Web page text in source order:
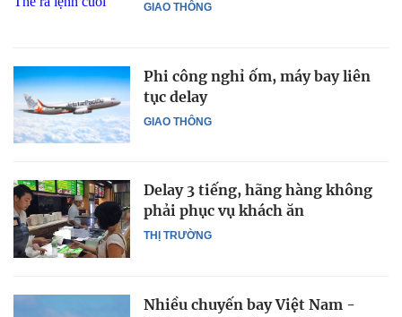
GIAO THÔNG
GIAO THÔNG
Phi công nghỉ ốm, máy bay liên
tục delay
THỊ TRƯỜNG
Delay 3 tiếng, hãng hàng không
phải phục vụ khách ăn
Nhiều chuyến bay Việt Nam -